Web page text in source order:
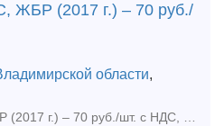
ЖБР (2017 г.) – 70 руб./
области,
Продам Клемму АРС, ЖБР (2017 г.) – 70 руб./шт. с НДС, т.+7 Тип предложения: предлагаю продукцию, услугу